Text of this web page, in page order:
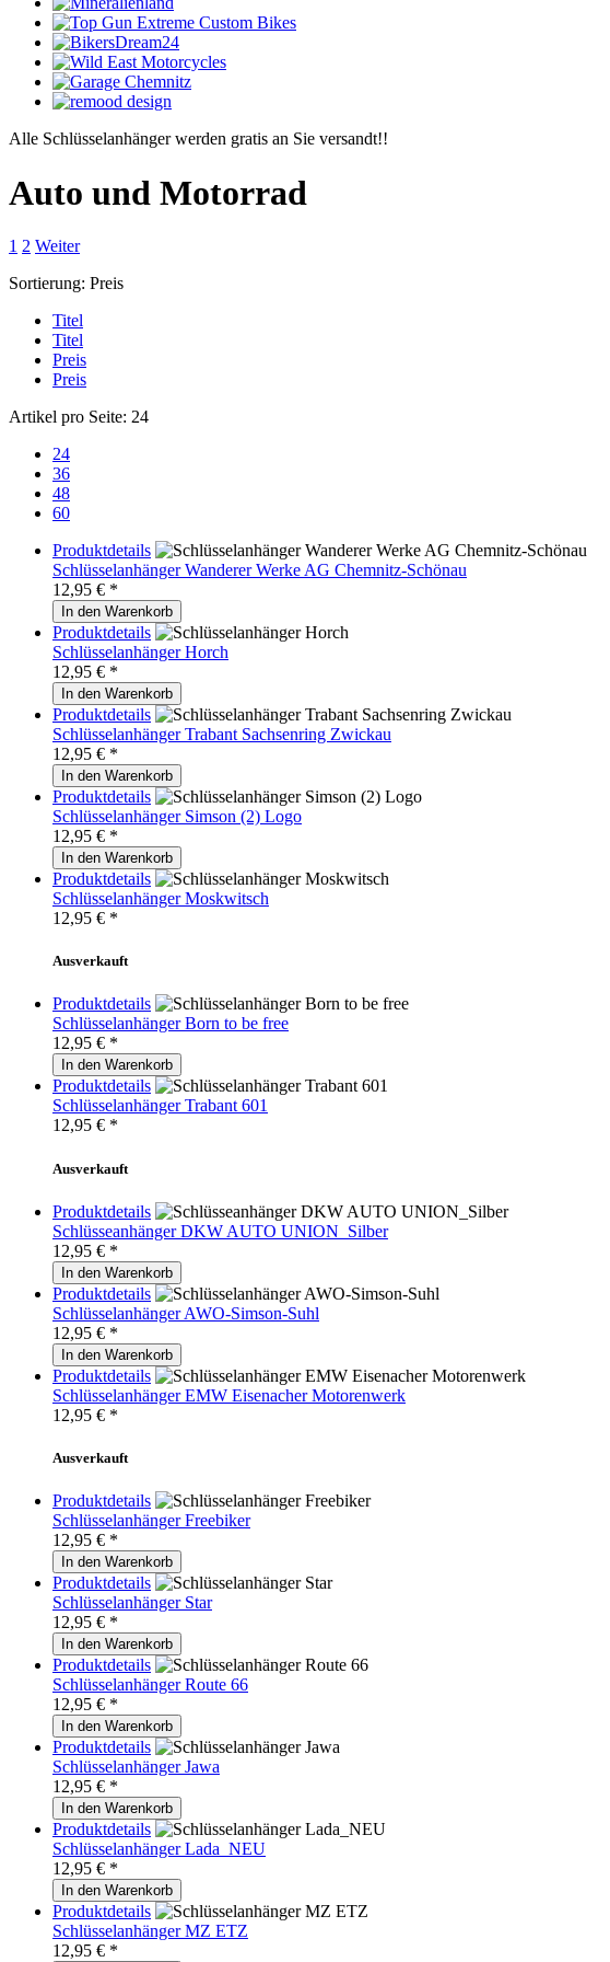
Alle Schlüsselanhänger werden gratis an Sie versandt!!
Auto und Motorrad
1 2 Weiter
Sortierung: Preis
Titel
Titel
Preis
Preis
Artikel pro Seite: 24
24
36
48
60
Produktdetails
Schlüsselanhänger Wanderer Werke AG Chemnitz-Schönau
12,95 € *
In den Warenkorb
Produktdetails
Schlüsselanhänger Horch
12,95 € *
In den Warenkorb
Produktdetails
Schlüsselanhänger Trabant Sachsenring Zwickau
12,95 € *
In den Warenkorb
Produktdetails
Schlüsselanhänger Simson (2) Logo
12,95 € *
In den Warenkorb
Produktdetails
Schlüsselanhänger Moskwitsch
12,95 € *
Ausverkauft
Produktdetails
Schlüsselanhänger Born to be free
12,95 € *
In den Warenkorb
Produktdetails
Schlüsselanhänger Trabant 601
12,95 € *
Ausverkauft
Produktdetails
Schlüsseanhänger DKW AUTO UNION_Silber
12,95 € *
In den Warenkorb
Produktdetails
Schlüsselanhänger AWO-Simson-Suhl
12,95 € *
In den Warenkorb
Produktdetails
Schlüsselanhänger EMW Eisenacher Motorenwerk
12,95 € *
Ausverkauft
Produktdetails
Schlüsselanhänger Freebiker
12,95 € *
In den Warenkorb
Produktdetails
Schlüsselanhänger Star
12,95 € *
In den Warenkorb
Produktdetails
Schlüsselanhänger Route 66
12,95 € *
In den Warenkorb
Produktdetails
Schlüsselanhänger Jawa
12,95 € *
In den Warenkorb
Produktdetails
Schlüsselanhänger Lada_NEU
12,95 € *
In den Warenkorb
Produktdetails
Schlüsselanhänger MZ ETZ
12,95 € *